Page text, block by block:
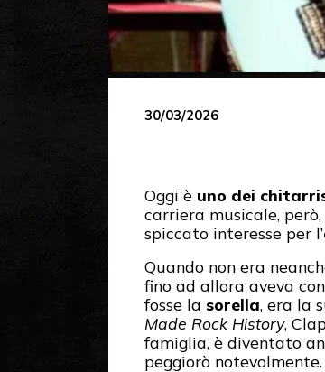
30/03/2026
Oggi è uno dei
carriera musicale,
spiccato interesse per l’
Quando non era
fino ad allora aveva
fosse la sorella, era la
Made Rock History,
famiglia, è diventato
peggiorò notevolmente.